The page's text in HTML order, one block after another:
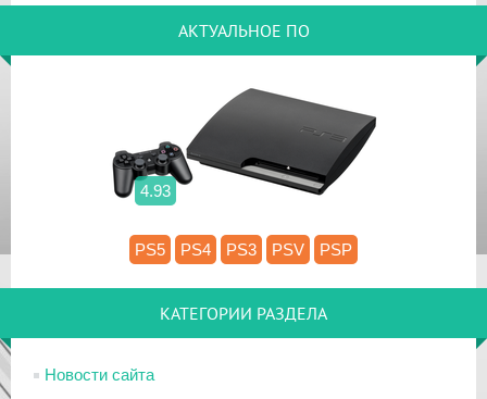
АКТУАЛЬНОЕ ПО
4.93
PS5 PS4 PS3 PSV PSP
КАТЕГОРИИ РАЗДЕЛА
Новости сайта